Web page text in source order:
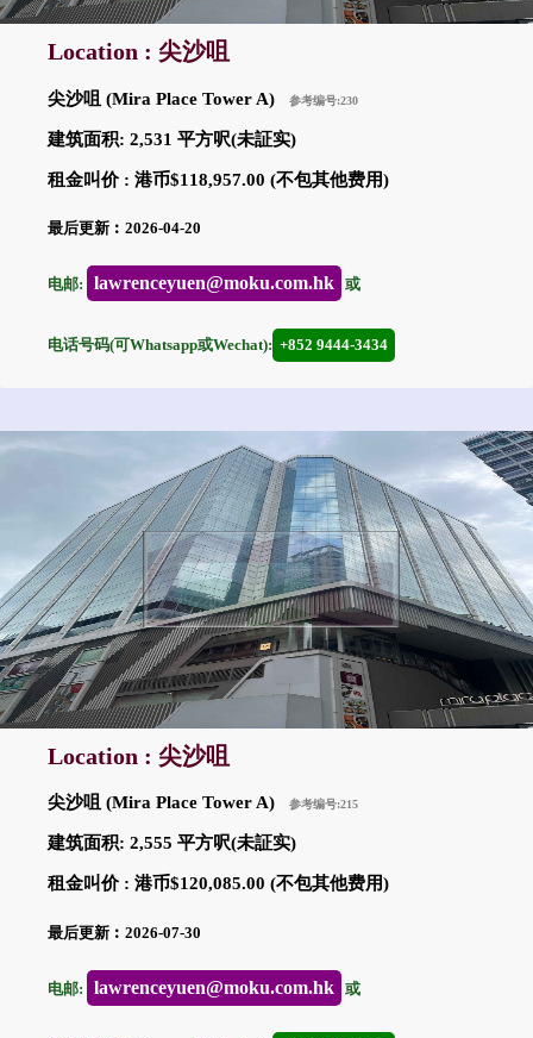
Location : 尖沙咀
尖沙咀 (Mira Place Tower A) 参考编号:230
建筑面积: 2,531 平方呎(未証实)
租金叫价 : 港币$118,957.00 (不包其他费用)
最后更新︰2026-04-20
电邮: lawrenceyuen@moku.com.hk 或
电话号码(可Whatsapp或Wechat): +852 9444-3434
Location : 尖沙咀
尖沙咀 (Mira Place Tower A) 参考编号:215
建筑面积: 2,555 平方呎(未証实)
租金叫价 : 港币$120,085.00 (不包其他费用)
最后更新︰2026-07-30
电邮: lawrenceyuen@moku.com.hk 或